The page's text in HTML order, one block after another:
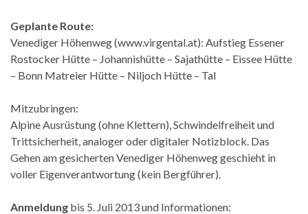
Geplante Route:
Venediger Höhenweg (www.virgental.at): Aufstieg Essener
Rostocker Hütte – Johannishütte – Sajathütte – Eissee Hütte
– Bonn Matreier Hütte – Niljoch Hütte – Tal
Mitzubringen:
Alpine Ausrüstung (ohne Klettern), Schwindelfreiheit und
Trittsicherheit, analoger oder digitaler Notizblock. Das
Gehen am gesicherten Venediger Höhenweg geschieht in
voller Eigenverantwortung (kein Bergführer).
Anmeldung bis 5. Juli 2013 und Informationen: